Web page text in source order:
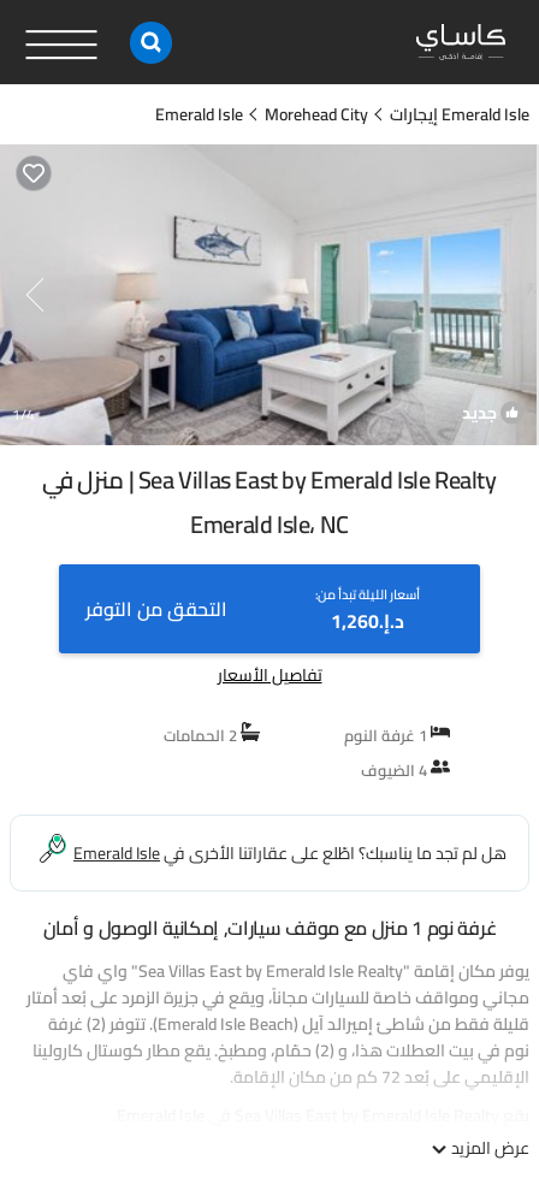
Emerald Isle إيجارات Morehead City
Emerald Isle
جديد 1/4
Sea Villas East by Emerald Isle Realty | منزل في
Emerald Isle، NC
أسعار الليلة تبدأ من:
د.إ.‏1,260 التحقق من التوفر
تفاصيل الأسعار
4 الضيوف
هل لم تجد ما يناسبك؟ اطّلع على عقاراتنا الأخرى فيEmerald Isle
غرفة نوم 1 منزل مع موقف سيارات, إمكانية الوصول و أمان
يوفر مكان إقامة "Sea Villas East by Emerald Isle Realty" واي فاي
مجاني ومواقف خاصة للسيارات مجاناً، ويقع في جزيرة الزمرد على بُعد أمتار
قليلة فقط من شاطئ إميرالد آيل (Emerald Isle Beach). تتوفر (2) غرفة
نوم في بيت العطلات هذا، و (2) حمّام، ومطبخ. يقع مطار كوستال كارولينا
الإقليمي على بُعد 72 كم من مكان الإقامة.
هذا 1 غرفة نوم منزل مناسب للسياح والمسافرين. يضم عدة وسائل راحةعرض المزيد